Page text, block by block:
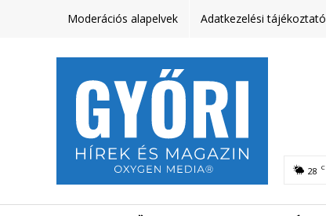
Moderációs alapelvek Adatkezelési tájékoztató
28 C